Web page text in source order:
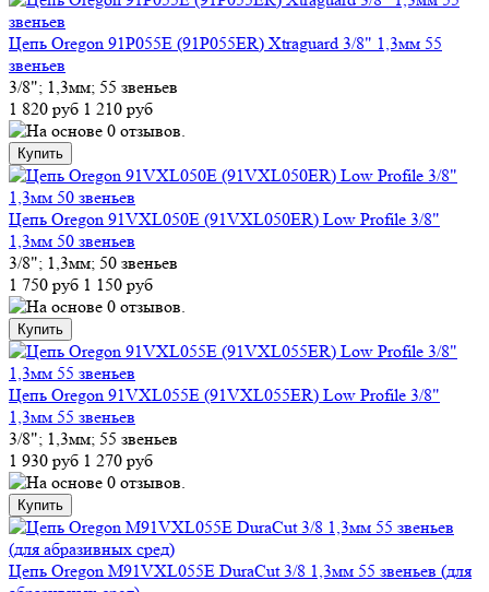
Цепь Oregon 91P055E (91P055ER) Xtraguard 3/8" 1,3мм 55
звеньев
3/8"; 1,3мм; 55 звеньев
1 820 руб 1 210 руб
Цепь Oregon 91VXL050E (91VXL050ER) Low Profile 3/8"
1,3мм 50 звеньев
3/8"; 1,3мм; 50 звеньев
1 750 руб 1 150 руб
Цепь Oregon 91VXL055E (91VXL055ER) Low Profile 3/8"
1,3мм 55 звеньев
3/8"; 1,3мм; 55 звеньев
1 930 руб 1 270 руб
Цепь Oregon M91VXL055E DuraCut 3/8 1,3мм 55 звеньев (для